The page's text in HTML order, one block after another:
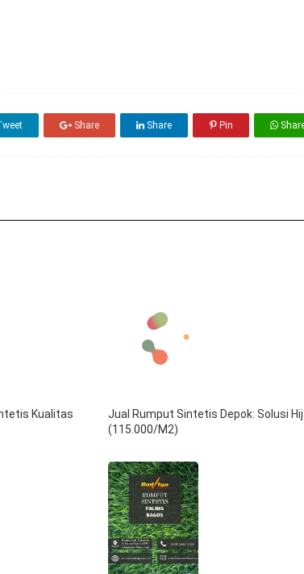
Share Share Pin
Kualitas
Jual Rumput Sintetis Depok: Solusi
(115.000/m2)